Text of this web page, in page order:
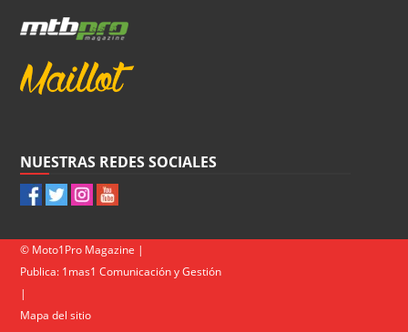
NUESTRAS REDES SOCIALES
© Moto1Pro Magazine |
Publica: 1mas1 Comunicación y Gestión
|
Mapa del sitio